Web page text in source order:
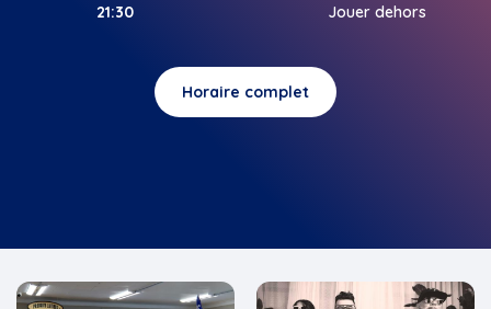
21:30 Jouer dehors
Horaire complet